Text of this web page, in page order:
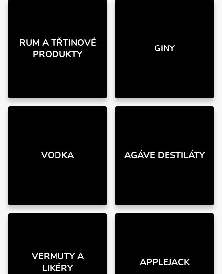
RUM A TŘTINOVÉ
PRODUKTY
GINY
VODKA AGÁVE DESTILÁTY
VERMUTY A
LIKÉRY
APPLEJACK